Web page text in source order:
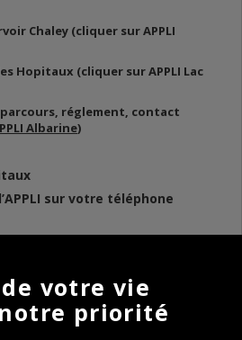
Chaley (cliquer sur APPLI
Hopitaux (cliquer sur APPLI Lac
parcours, réglement, contact
Albarine)
sur votre téléphone
votre vie
priorité